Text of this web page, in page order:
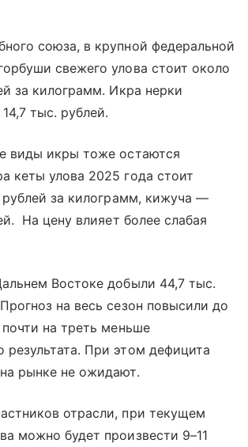
союза, в крупной федеральной
свежего улова стоит около
за килограмм. Икра нерки
тыс. рублей.
виды икры тоже остаются
кеты улова 2025 года стоит
рублей за килограмм, кижуча —
На цену влияет более слабая
Востоке добыли 44,7 тыс.
на весь сезон повысили до
на треть меньше
результата. При этом дефицита
рынке не ожидают.
отрасли, при текущем
можно будет произвести 9–11